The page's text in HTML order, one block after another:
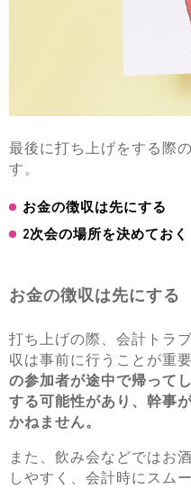
最後に打ち上げをする際
す。
お金の徴収は先にする
2次会の場所を決めておく
お金の徴収は先にする
打ち上げの際、会計トラ
収は事前に行うことが重
の参加者が途中で帰って
する可能性があり、幹事
かねません。
また、飲み会などではお
しやすく、会計時にスム